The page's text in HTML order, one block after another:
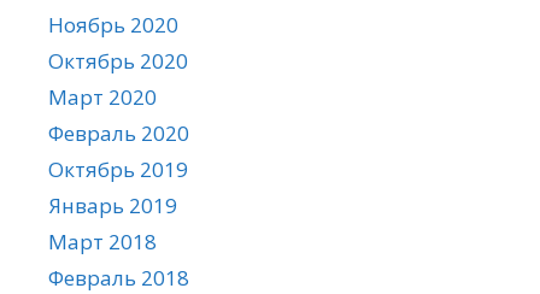
Ноябрь 2020
Октябрь 2020
Март 2020
Февраль 2020
Октябрь 2019
Январь 2019
Март 2018
Февраль 2018